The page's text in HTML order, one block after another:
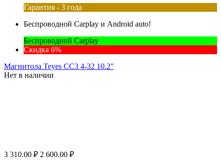
Гарантия - 3 года
Беспроводной Carplay и Android auto!
Беспроводной Carplay
Скидка 6%
Магнитола Teyes CC3 4-32 10.2"
Нет в наличии
3 310.00 ₽ 2 600.00 ₽